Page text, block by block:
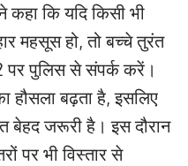
कहा कि यदि किसी भी
महसूस हो, तो बच्चे तुरंत
पर पुलिस से संपर्क करें।
हौसला बढ़ता है, इसलिए
बेहद जरूरी है। इस दौरान
पर भी विस्तार से